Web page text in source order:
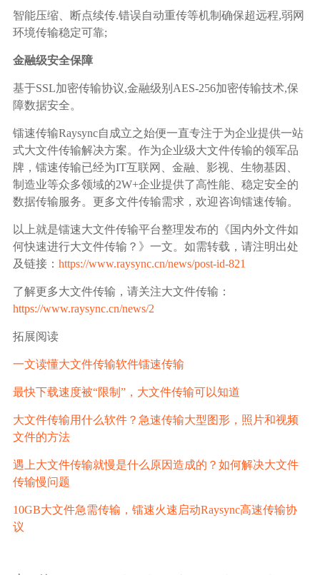
智能压缩、断点续传.错误自动重传等机制确保超远程,弱网
环境传输稳定可靠;
金融级安全保障
基于SSL加密传输协议,金融级别AES-256加密传输技术,保
障数据安全。
镭速传输Raysync自成立之始便一直专注于为企业提供一站
式大文件传输解决方案。作为企业级大文件传输的领军品
牌，镭速传输已经为IT互联网、金融、影视、生物基因、
制造业等众多领域的2W+企业提供了高性能、稳定安全的
数据传输服务。更多文件传输需求，欢迎咨询镭速传输。
以上就是镭速大文件传输平台整理发布的《国内外文件如
何快速进行大文件传输？》一文。如需转载，请注明出处
及链接： https://www.raysync.cn/news/post-id-821
了解更多大文件传输，请关注大文件传输：
https://www.raysync.cn/news/2
拓展阅读
一文读懂大文件传输软件镭速传输
最快下载速度被“限制”，大文件传输可以知道
大文件传输用什么软件？急速传输大型图形，照片和视频
文件的方法
遇上大文件传输就慢是什么原因造成的？如何解决大文件
传输慢问题
10GB大文件急需传输，镭速火速启动Raysync高速传输协
议